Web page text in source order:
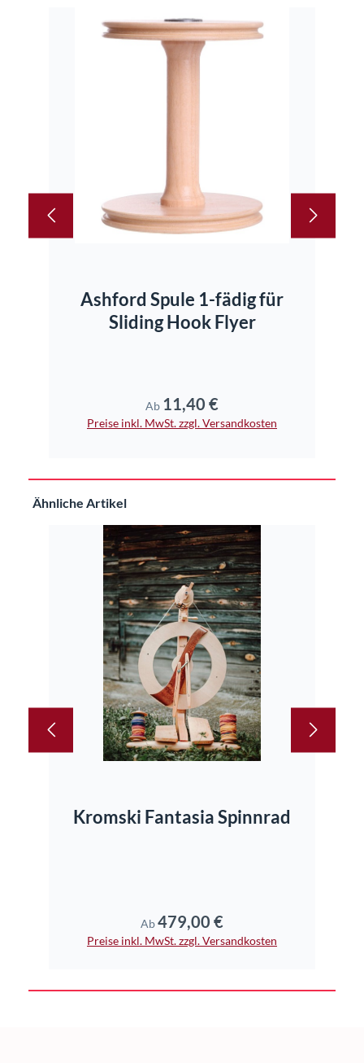
Ashford Spule 1-fädig für
Sliding Hook Flyer
Regulärer Preis:
Ab 11,40 €
Preise inkl. MwSt. zzgl. Versandkosten
Produktgalerie überspringen
Ähnliche Artikel
Kromski Fantasia Spinnrad
Regulärer Preis:
Ab479,00 €
Preise inkl. MwSt. zzgl. Versandkosten